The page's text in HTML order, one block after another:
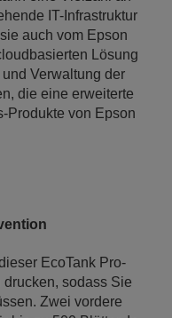
IT-Infrastruktur
auch vom Epson
Lösung
Verwaltung der
die eine erweiterte
Produkte von Epson
EcoTank Pro-
drucken, sodass Sie
Zwei vordere